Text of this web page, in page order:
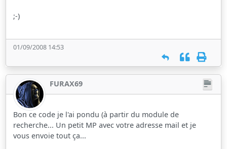
;-)
01/09/2008 14:53
FURAX69
Bon ce code je l'ai pondu (à partir du module de
recherche... Un petit MP avec votre adresse mail et je
vous envoie tout ça...